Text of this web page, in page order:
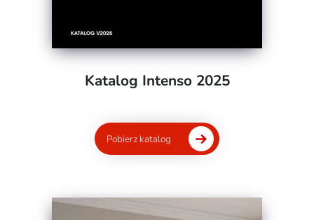
Katalog Intenso 2025
Pobierz katalog